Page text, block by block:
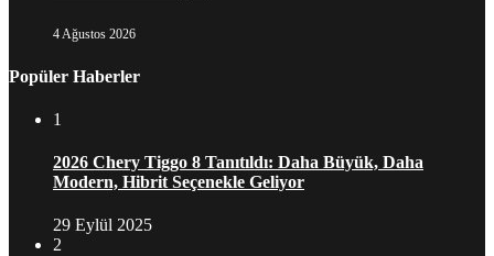
4 Ağustos 2026
Popüler Haberler
1
2026 Chery Tiggo 8 Tanıtıldı: Daha Büyük, Daha
Modern, Hibrit Seçenekle Geliyor
29 Eylül 2025
2